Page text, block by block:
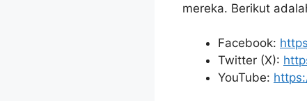
mereka. Berikut
Facebook:
Twitter (X):
YouTube: